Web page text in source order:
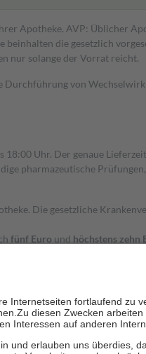
Apotheke. AVP: Üblicher
die gesetzlich
nur solange der Vorrat reicht.
von
Uhr. Der genaue
pharmazeutische
Die gesetzliche
fünf Euro und höchstens zehn
zu unterstützen, fallen